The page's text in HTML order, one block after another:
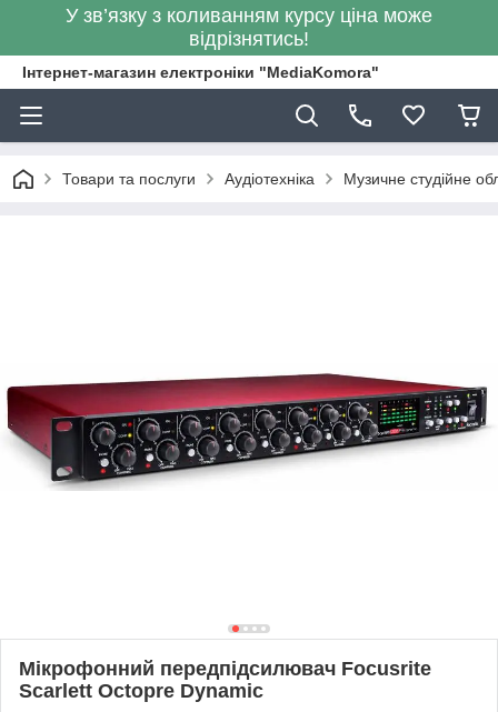
У зв’язку з коливанням курсу ціна може
відрізнятись!
Інтернет-магазин електроніки "MediaKomora"
Товари та послуги Аудіотехніка Музичне студійне
Мікрофонний передпідсилювач Focusrite
Scarlett Octopre Dynamic